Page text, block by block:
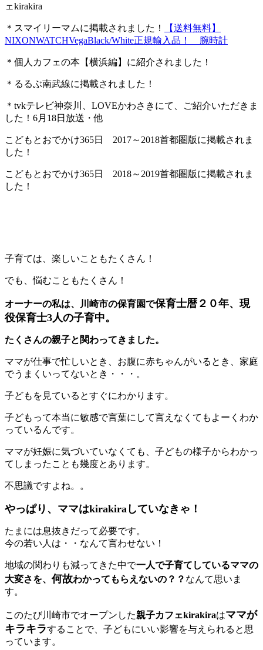
ェkirakira
＊スマイリーマムに掲載されました！
【送料無料】
NIXONWATCHVegaBlack/White正規輸入品！ 腕時計
＊個人カフェの本【横浜編】に紹介されました！
＊るるぶ南武線に掲載されました！
＊tvkテレビ神奈川、LOVEかわさきにて、ご紹介いただきま
した！6月18日放送・他
こどもとおでかけ365日 2017～2018首都圏版に掲載されま
した！
こどもとおでかけ365日 2018～2019首都圏版に掲載されま
した！
子育ては、楽しいこともたくさん！
でも、悩むこともたくさん！
オーナーの私は、川崎市の保育園で保育士暦２０年、現
役保育士3人の子育中。
たくさんの親子と関わってきました。
ママが仕事で忙しいとき、お腹に赤ちゃんがいるとき、家庭
でうまくいってないとき・・・。
子どもを見ているとすぐにわかります。
子どもって本当に敏感で言葉にして言えなくてもよーくわか
っているんです。
ママが妊娠に気づいていなくても、子どもの様子からわかっ
てしまったことも幾度とあります。
不思議ですよね。。
やっぱり、ママはkirakiraしていなきゃ！
たまには息抜きだって必要です。
今の若い人は・・なんて言わせない！
地域の関わりも減ってきた中で一人で子育てしているママの
大変さを、 何故わかってもらえないの？？ なんて思いま
す。
このたび川崎市でオープンした親子カフェkirakiraはママが
キラキラすることで、子どもにいい影響を与えられると思
っています。